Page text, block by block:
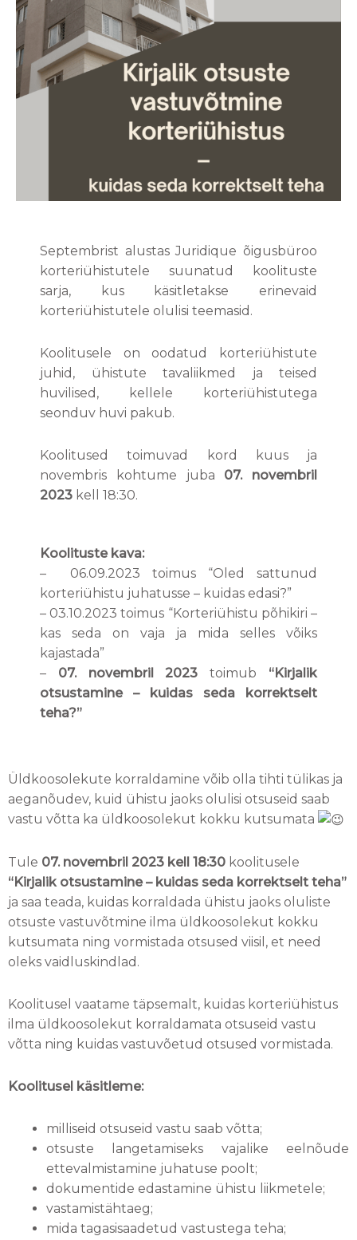
Septembrist alustas Juridique õigusbüroo
korteriühistutele suunatud koolituste
sarja, kus käsitletakse erinevaid
korteriühistutele olulisi teemasid.
Koolitusele on oodatud korteriühistute
juhid, ühistute tavaliikmed ja teised
huvilised, kellele korteriühistutega
seonduv huvi pakub.
Koolitused toimuvad kord kuus ja
novembris kohtume juba 07. novembril
2023 kell 18:30.
Koolituste kava:
– 06.09.2023 toimus “Oled sattunud
korteriühistu juhatusse – kuidas edasi?”
– 03.10.2023 toimus “Korteriühistu põhikiri –
kas seda on vaja ja mida selles võiks
kajastada”
– 07. novembril 2023 toimub “Kirjalik
otsustamine – kuidas seda korrektselt
teha?”
Üldkoosolekute korraldamine võib olla tihti tülikas ja
aeganõudev, kuid ühistu jaoks olulisi otsuseid saab
vastu võtta ka üldkoosolekut kokku kutsumata
Tule 07. novembril 2023 kell 18:30 koolitusele
“Kirjalik otsustamine – kuidas seda korrektselt teha”
ja saa teada, kuidas korraldada ühistu jaoks oluliste
otsuste vastuvõtmine ilma üldkoosolekut kokku
kutsumata ning vormistada otsused viisil, et need
oleks vaidluskindlad.
Koolitusel vaatame täpsemalt, kuidas korteriühistus
ilma üldkoosolekut korraldamata otsuseid vastu
võtta ning kuidas vastuvõetud otsused vormistada.
Koolitusel käsitleme:
milliseid otsuseid vastu saab võtta;
otsuste langetamiseks vajalike eelnõude
ettevalmistamine juhatuse poolt;
dokumentide edastamine ühistu liikmetele;
vastamistähtaeg;
mida tagasisaadetud vastustega teha;